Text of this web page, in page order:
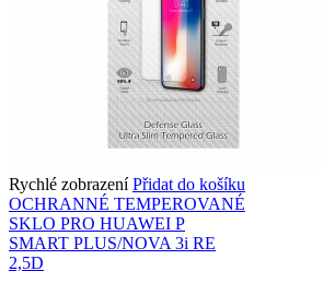
Rychlé zobrazení Přidat do košíku
OCHRANNÉ TEMPEROVANÉ
SKLO PRO HUAWEI P
SMART PLUS/NOVA 3i RE
2,5D